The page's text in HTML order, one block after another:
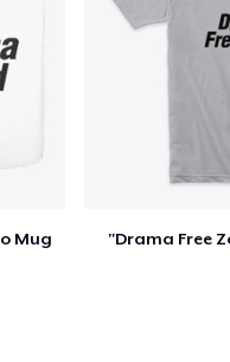
Mug "Drama Free